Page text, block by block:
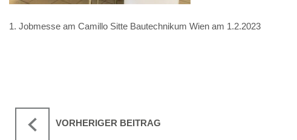
1. Jobmesse am Camillo Sitte Bautechnikum Wien am 1.2.2023
VORHERIGER BEITRAG